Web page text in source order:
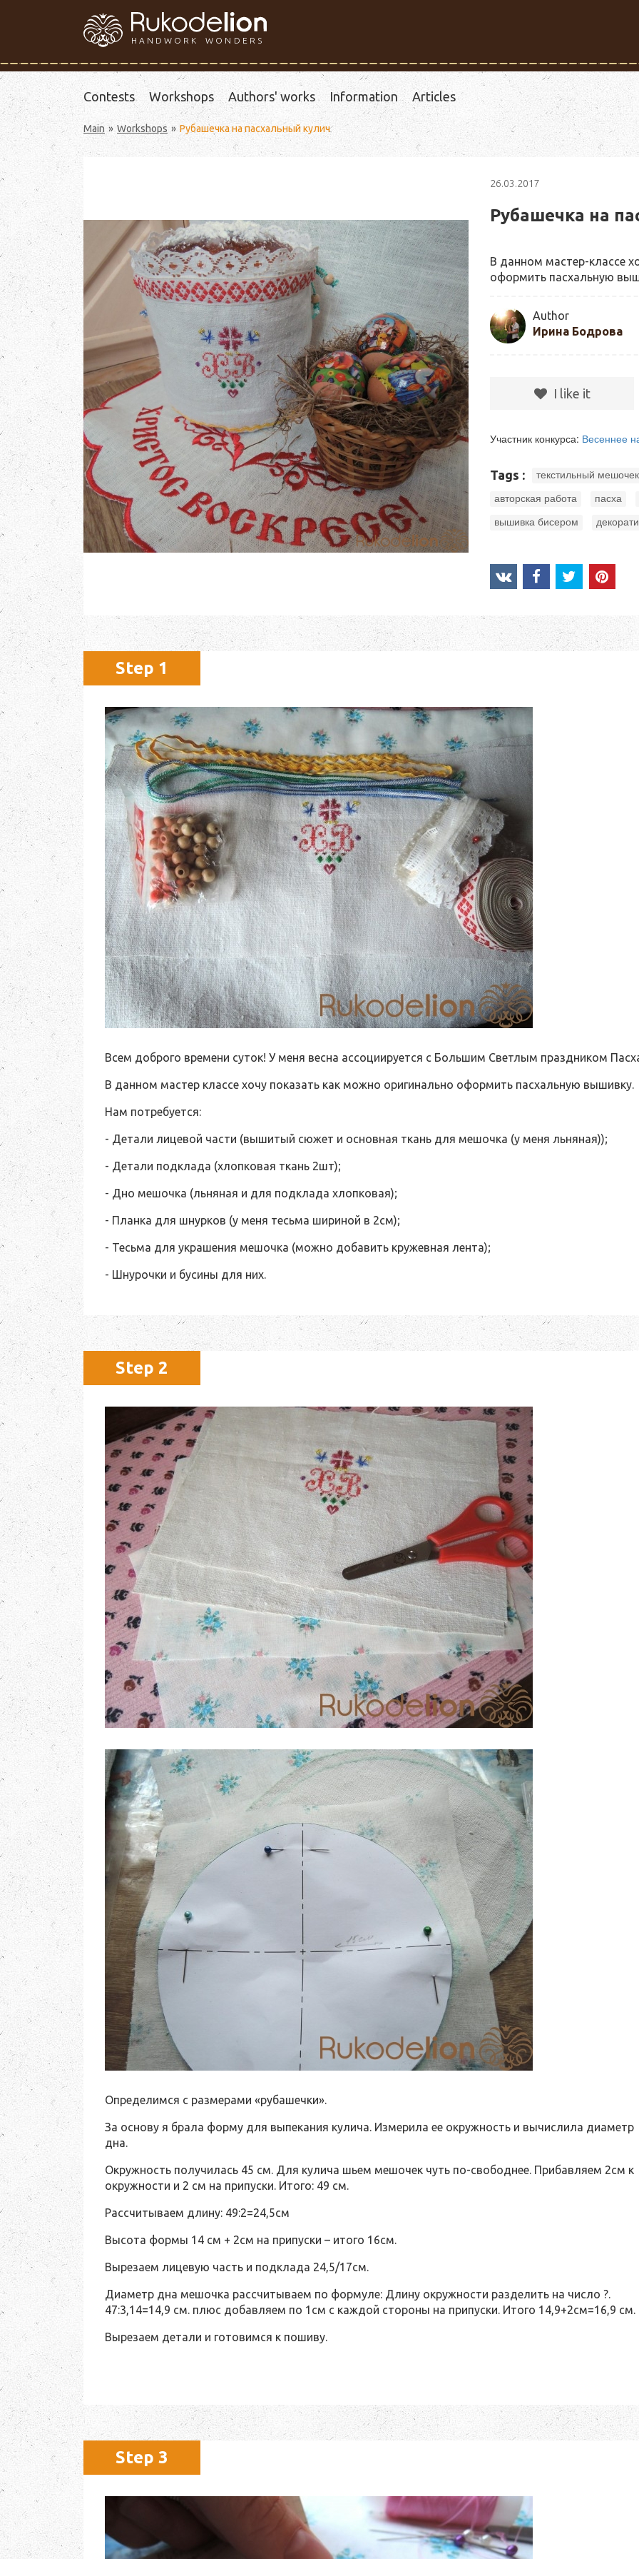
HANDWORK WONDERS
Contests Workshops Authors' works Information Articles
Main Workshops Рубашечка на пасхальный кулич
26.03.2017
Рубашечка на
В данном мастер-классе
оформить пасхальную
Author
Ирина Бодрова
I like it
Участник конкурса: Весеннее
Tags : текстильный мешочек
авторская работа пасха
вышивка бисером
Step 1
Всем доброго времени суток! У меня весна ассоциируется с Большим Светлым праздником
В данном мастер классе хочу показать как можно оригинально оформить пасхальную вышивку.
Нам потребуется:
- Детали лицевой части (вышитый сюжет и основная ткань для мешочка (у меня льняная));
- Детали подклада (хлопковая ткань 2шт);
- Дно мешочка (льняная и для подклада хлопковая);
- Планка для шнурков (у меня тесьма шириной в 2см);
- Тесьма для украшения мешочка (можно добавить кружевная лента);
- Шнурочки и бусины для них.
Step 2
Определимся с размерами «рубашечки».
За основу я брала форму для выпекания кулича. Измерила ее окружность и вычислила диаметр
дна.
Окружность получилась 45 см. Для кулича шьем мешочек чуть по-свободнее. Прибавляем 2см к
окружности и 2 см на припуски. Итого: 49 см.
Рассчитываем длину: 49:2=24,5см
Высота формы 14 см + 2см на припуски – итого 16см.
Вырезаем лицевую часть и подклада 24,5/17см.
Диаметр дна мешочка рассчитываем по формуле: Длину окружности разделить на число ?.
47:3,14=14,9 см. плюс добавляем по 1см с каждой стороны на припуски. Итого 14,9+2см=16,9 см.
Вырезаем детали и готовимся к пошиву.
Step 3